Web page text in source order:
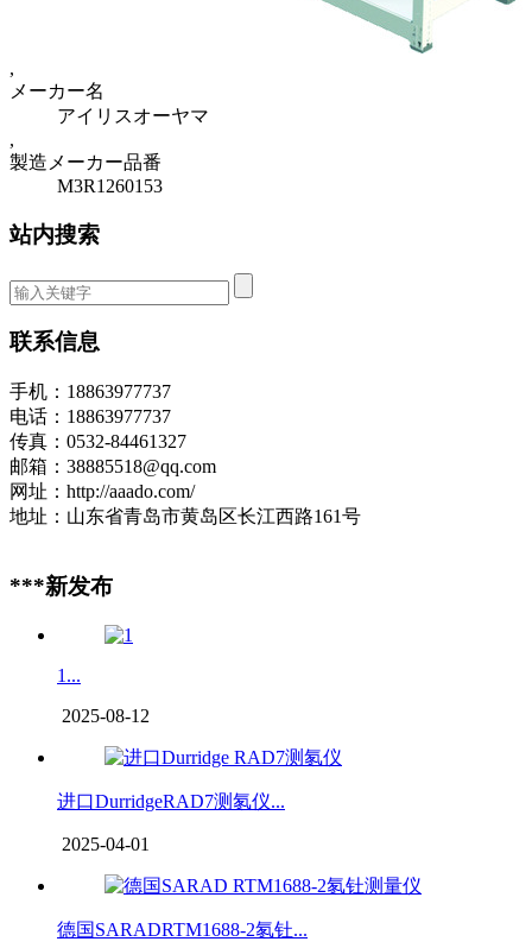
,
メーカー名
アイリスオーヤマ
,
製造メーカー品番
M3R1260153
站内搜索
联系信息
手机：18863977737
电话：18863977737
传真：0532-84461327
邮箱：38885518@qq.com
网址：http://aaado.com/
地址：山东省青岛市黄岛区长江西路161号
***新发布
1...
2025-08-12
进口DurridgeRAD7测氡仪...
2025-04-01
德国SARADRTM1688-2氡钍...